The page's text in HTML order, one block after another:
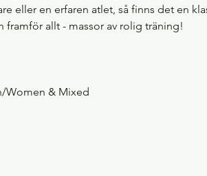
eller en erfaren atlet, så finns det en
framför allt - massor av rolig träning!
Women & Mixed